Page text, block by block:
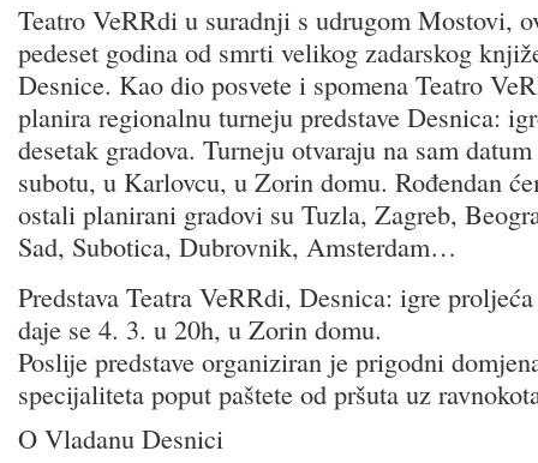
Teatro VeRRdi u suradnji s udrugom Mostovi,
pedeset godina od smrti velikog zadarskog
Desnice. Kao dio posvete i spomena Teatro
planira regionalnu turneju predstave Desnica:
desetak gradova. Turneju otvaraju na sam
subotu, u Karlovcu, u Zorin domu. Rođendan
ostali planirani gradovi su Tuzla, Zagreb,
Sad, Subotica, Dubrovnik, Amsterdam…
Predstava Teatra VeRRdi, Desnica: igre
daje se 4. 3. u 20h, u Zorin domu.
Poslije predstave organiziran je prigodni
specijaliteta poput paštete od pršuta uz
O Vladanu Desnici